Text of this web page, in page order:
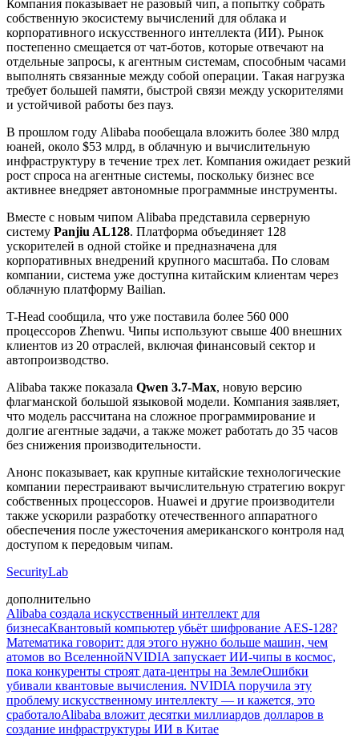
Компания показывает не разовый чип, а попытку собрать
собственную экосистему вычислений для облака и
корпоративного искусственного интеллекта (ИИ). Рынок
постепенно смещается от чат-ботов, которые отвечают на
отдельные запросы, к агентным системам, способным часами
выполнять связанные между собой операции. Такая нагрузка
требует большей памяти, быстрой связи между ускорителями
и устойчивой работы без пауз.
В прошлом году Alibaba пообещала вложить более 380 млрд
юаней, около $53 млрд, в облачную и вычислительную
инфраструктуру в течение трех лет. Компания ожидает резкий
рост спроса на агентные системы, поскольку бизнес все
активнее внедряет автономные программные инструменты.
Вместе с новым чипом Alibaba представила серверную
систему Panjiu AL128. Платформа объединяет 128
ускорителей в одной стойке и предназначена для
корпоративных внедрений крупного масштаба. По словам
компании, система уже доступна китайским клиентам через
облачную платформу Bailian.
T-Head сообщила, что уже поставила более 560 000
процессоров Zhenwu. Чипы используют свыше 400 внешних
клиентов из 20 отраслей, включая финансовый сектор и
автопроизводство.
Alibaba также показала Qwen 3.7-Max, новую версию
флагманской большой языковой модели. Компания заявляет,
что модель рассчитана на сложное программирование и
долгие агентные задачи, а также может работать до 35 часов
без снижения производительности.
Анонс показывает, как крупные китайские технологические
компании перестраивают вычислительную стратегию вокруг
собственных процессоров. Huawei и другие производители
также ускорили разработку отечественного аппаратного
обеспечения после ужесточения американского контроля над
доступом к передовым чипам.
SecurityLab
дополнительно
Alibaba создала искусственный интеллект для
бизнесаКвантовый компьютер убьёт шифрование AES-128?
Математика говорит: для этого нужно больше машин, чем
атомов во ВселеннойNVIDIA запускает ИИ-чипы в космос,
пока конкуренты строят дата-центры на ЗемлеОшибки
убивали квантовые вычисления. NVIDIA поручила эту
проблему искусственному интеллекту — и кажется, это
сработалоAlibaba вложит десятки миллиардов долларов в
создание инфраструктуры ИИ в Китае